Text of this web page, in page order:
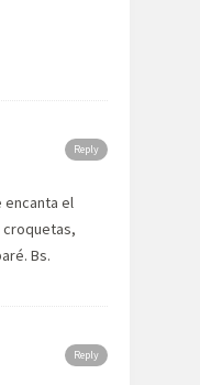
Reply
el
croquetas,
Bs.
Reply